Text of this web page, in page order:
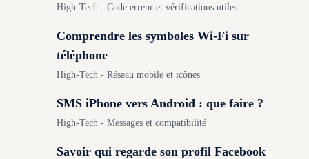
High-Tech - Code erreur et vérifications utiles
Comprendre les symboles Wi-Fi sur
téléphone
High-Tech - Réseau mobile et icônes
SMS iPhone vers Android : que faire ?
High-Tech - Messages et compatibilité
Savoir qui regarde son profil Facebook